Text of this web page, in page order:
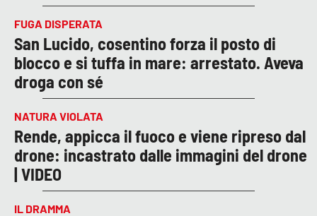
FUGA DISPERATA
San Lucido, cosentino forza il posto di
blocco e si tuffa in mare: arrestato. Aveva
droga con sé
NATURA VIOLATA
Rende, appicca il fuoco e viene ripreso dal
drone: incastrato dalle immagini del drone
| VIDEO
IL DRAMMA